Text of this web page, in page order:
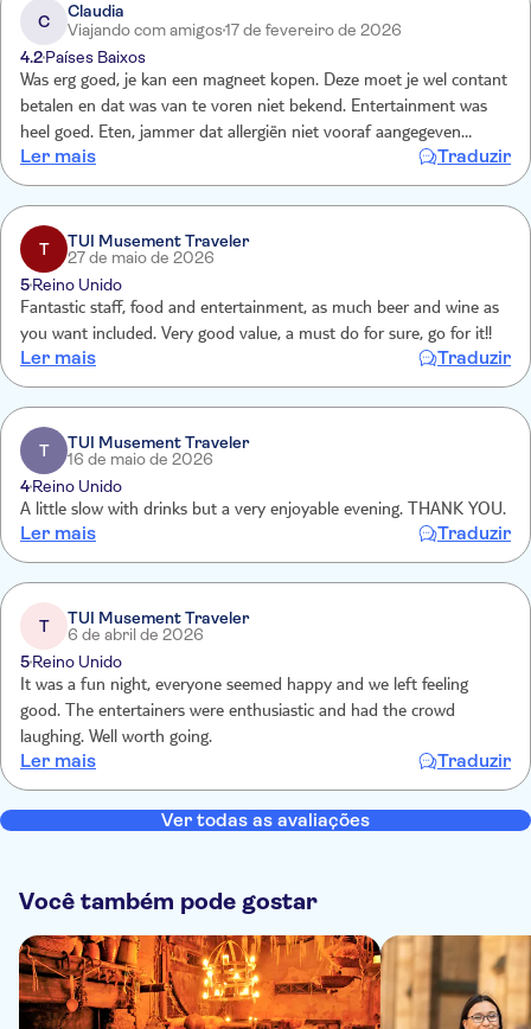
C
Claudia
Viajando com amigos17 de fevereiro de 2026
4.2Países Baixos
Was erg goed, je kan een magneet kopen. Deze moet je wel contant
betalen en dat was van te voren niet bekend. Entertainment was
heel goed. Eten, jammer dat allergiën niet vooraf aangegeven
konden worden.
Ler mais Traduzir
T
TUI Musement Traveler
27 de maio de 2026
5Reino Unido
Fantastic staff, food and entertainment, as much beer and wine as
you want included. Very good value, a must do for sure, go for it!!
Ler mais Traduzir
T
TUI Musement Traveler
16 de maio de 2026
4Reino Unido
A little slow with drinks but a very enjoyable evening. THANK YOU.
Ler mais Traduzir
T
TUI Musement Traveler
6 de abril de 2026
5Reino Unido
It was a fun night, everyone seemed happy and we left feeling
good. The entertainers were enthusiastic and had the crowd
laughing. Well worth going.
Ler mais Traduzir
Ver todas as avaliações
Você também pode gostar